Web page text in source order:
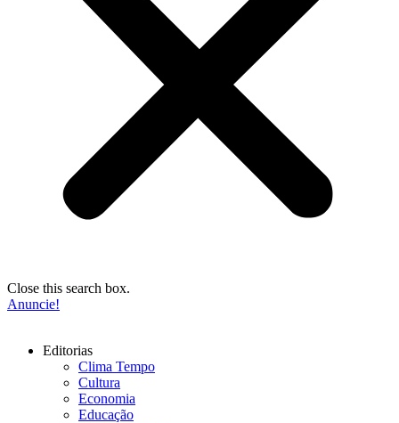
Close this search box.
Anuncie!
Editorias
Clima Tempo
Cultura
Economia
Educação